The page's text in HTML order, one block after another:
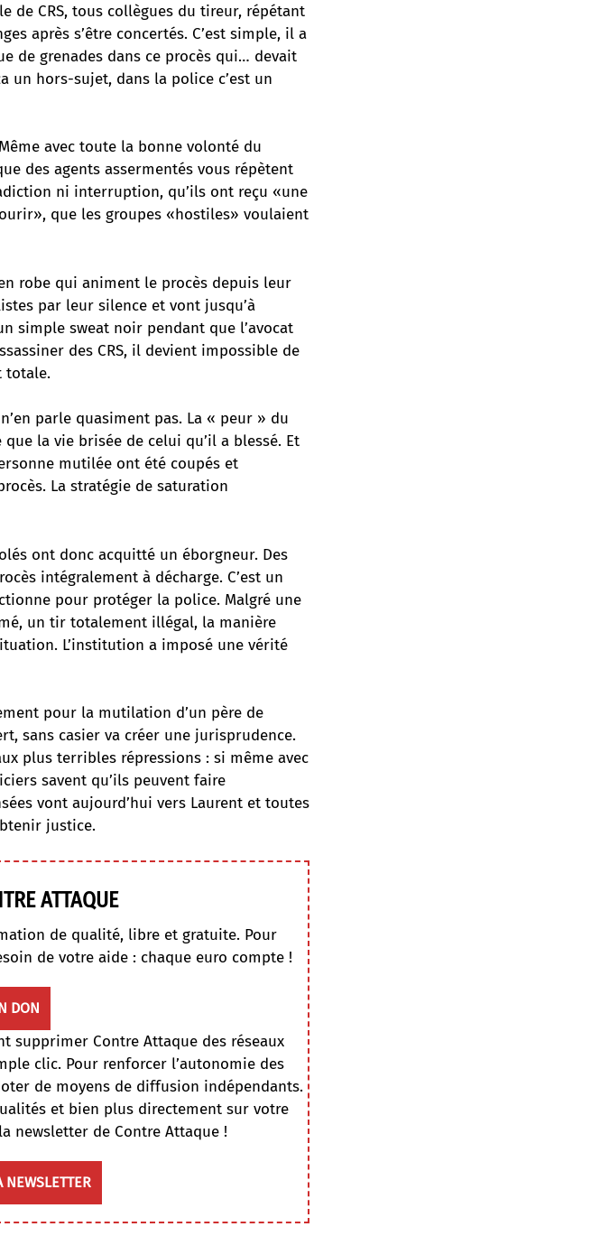
de CRS, tous collègues du tireur, répétant
après s’être concertés. C’est simple, il a
de grenades dans ce procès qui… devait
un hors-sujet, dans la police c’est un
avec toute la bonne volonté du
des agents assermentés vous répètent
ni interruption, qu’ils ont reçu «une
que les groupes «hostiles» voulaient
robe qui animent le procès depuis leur
par leur silence et vont jusqu’à
simple sweat noir pendant que l’avocat
des CRS, il devient impossible de
totale.
parle quasiment pas. La « peur » du
la vie brisée de celui qu’il a blessé. Et
mutilée ont été coupés et
La stratégie de saturation
ont donc acquitté un éborgneur. Des
intégralement à décharge. C’est un
pour protéger la police. Malgré une
un tir totalement illégal, la manière
L’institution a imposé une vérité
pour la mutilation d’un père de
sans casier va créer une jurisprudence.
plus terribles répressions : si même avec
savent qu’ils peuvent faire
vont aujourd’hui vers Laurent et toutes
justice.
ATTAQUE
de qualité, libre et gratuite. Pour
de votre aide : chaque euro compte !
DON
supprimer Contre Attaque des réseaux
clic. Pour renforcer l’autonomie des
de moyens de diffusion indépendants.
et bien plus directement sur votre
newsletter de Contre Attaque !
NEWSLETTER